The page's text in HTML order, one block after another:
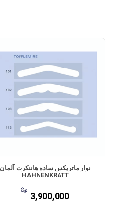
نوار ماتریکس ساده هاننکرت آلمان
HAHNENKRATT
3,900,000